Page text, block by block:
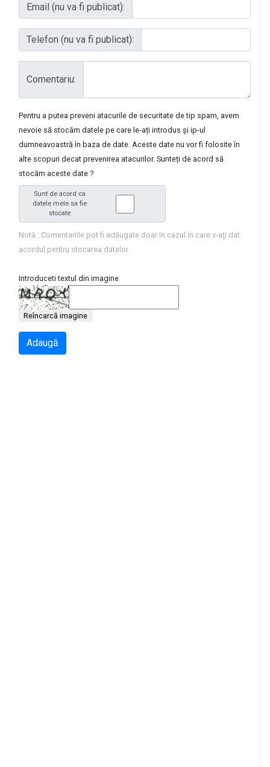
Email (nu va fi publicat):
Telefon (nu va fi publicat):
Comentariu:
Pentru a putea preveni atacurile de securitate de tip spam, avem
nevoie să stocăm datele pe care le-ați introdus și ip-ul
dumneavoastră în baza de date. Aceste date nu vor fi folosite în
alte scopuri decat prevenirea atacurilor. Sunteți de acord să
stocăm aceste date ?
Sunt de acord ca
datele mele sa fie
stocate
Notă : Comentariile pot fi adăugate doar în cazul în care v-ați dat
acordul pentru stocarea datelor
Introduceti textul din imagine
Reîncarcă imagine
Adaugă